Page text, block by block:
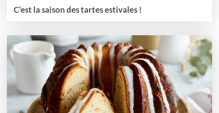
C’est la saison des tartes estivales !